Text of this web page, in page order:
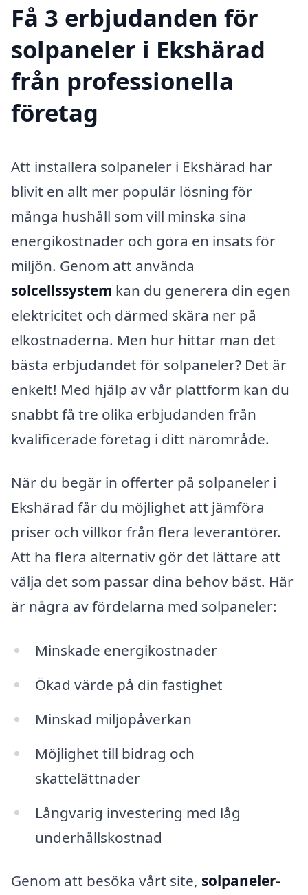
Få 3 erbjudanden för
solpaneler i Ekshärad
från professionella
företag
Att installera solpaneler i Ekshärad har
blivit en allt mer populär lösning för
många hushåll som vill minska sina
energikostnader och göra en insats för
miljön. Genom att använda
solcellssystem kan du generera din egen
elektricitet och därmed skära ner på
elkostnaderna. Men hur hittar man det
bästa erbjudandet för solpaneler? Det är
enkelt! Med hjälp av vår plattform kan du
snabbt få tre olika erbjudanden från
kvalificerade företag i ditt närområde.
När du begär in offerter på solpaneler i
Ekshärad får du möjlighet att jämföra
priser och villkor från flera leverantörer.
Att ha flera alternativ gör det lättare att
välja det som passar dina behov bäst. Här
är några av fördelarna med solpaneler:
Minskade energikostnader
Ökad värde på din fastighet
Minskad miljöpåverkan
Möjlighet till bidrag och
skattelättnader
Långvarig investering med låg
underhållskostnad
Genom att besöka vårt site, solpaneler-